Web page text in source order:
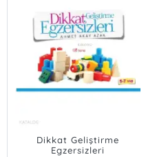
Dikkat Geliştirme
Egzersizleri